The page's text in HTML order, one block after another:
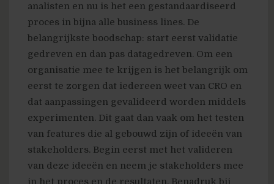
analisten en nu is het een gestandaardiseerd
proces in bijna alle business lines. De
belangrijkste boodschap: start eerst validatie
gedreven en dan pas datagedreven. Om een
organisatie mee te krijgen is het belangrijk om
eerst te zorgen dat iedereen weet van CRO en
dat aanpassingen gevalideerd worden middels
experimenten. Dit gaat dan vaak om het testen
van features die al gebouwd zijn of ideeën van
stakeholders. Begin eerst met het valideren
van deze ideeën en neem je stakeholders mee
in het proces en de resultaten. Benadruk bij